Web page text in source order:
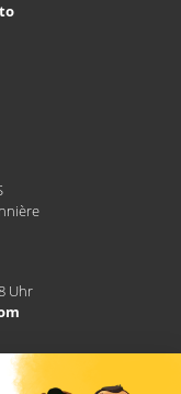
Uhr